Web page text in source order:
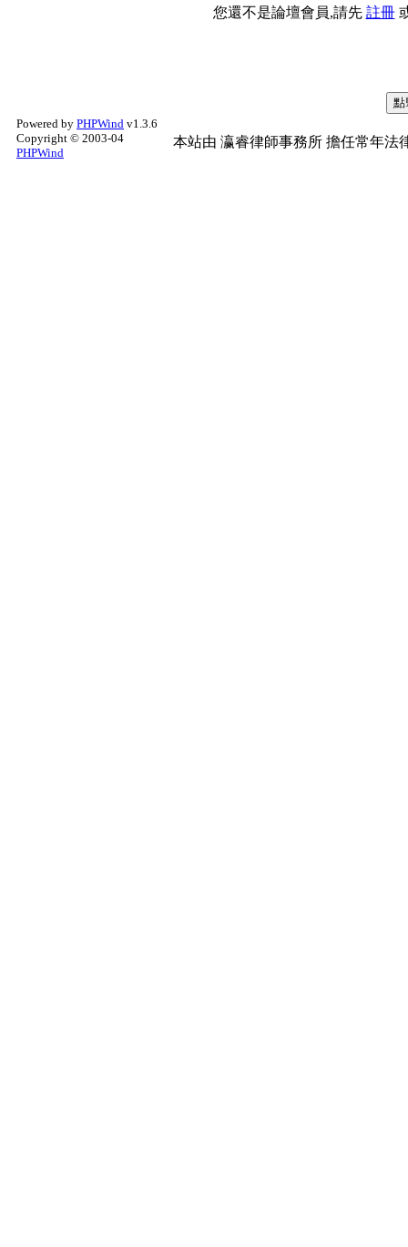
您還不是論壇會員,請先 註冊
Powered by PHPWind v1.3.6
Copyright © 2003-04
PHPWind
本站由 瀛睿律師事務所 擔任常年法